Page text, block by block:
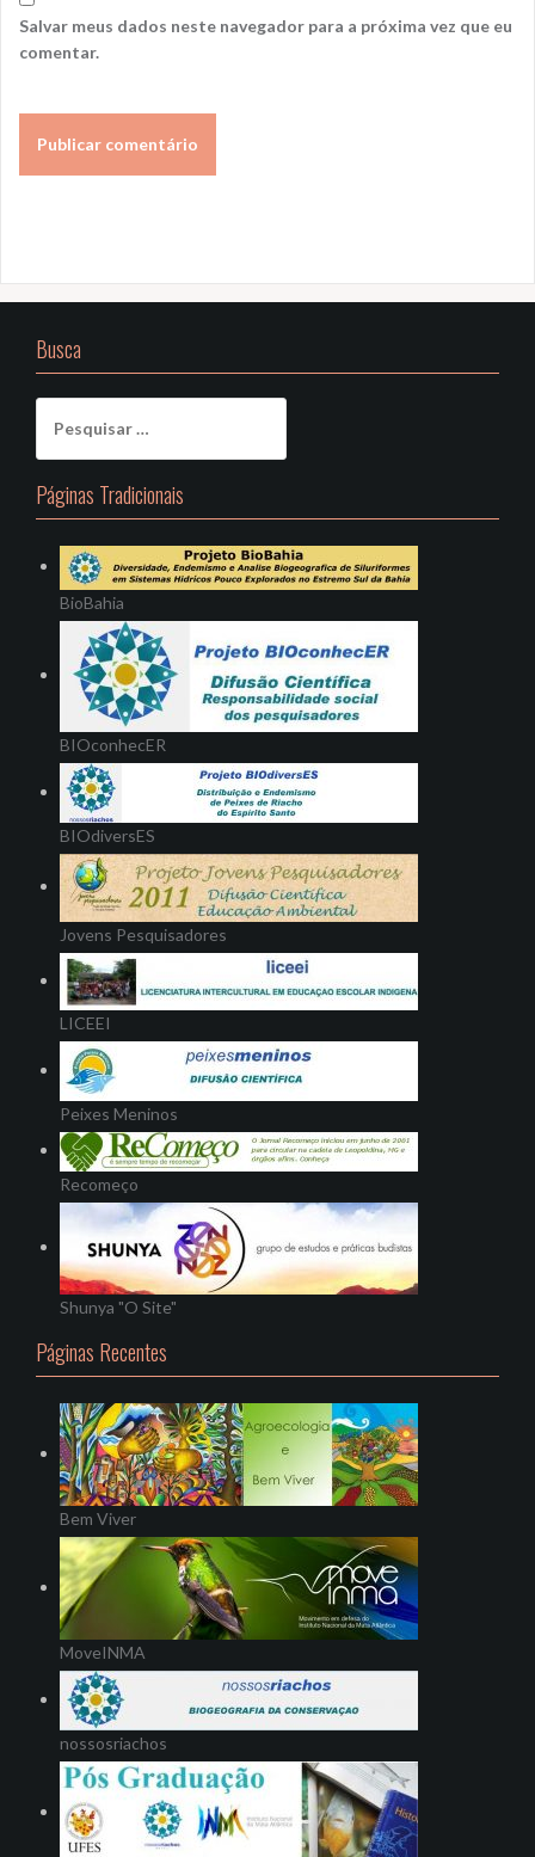
Salvar meus dados neste navegador para a próxima vez que eu
comentar.
Busca
por:
Páginas Tradicionais
BioBahia
BIOconhecER
BIOdiversES
Jovens Pesquisadores
LICEEI
Peixes Meninos
Recomeço
Shunya "O Site"
Páginas Recentes
Bem Viver
MoveINMA
nossosriachos